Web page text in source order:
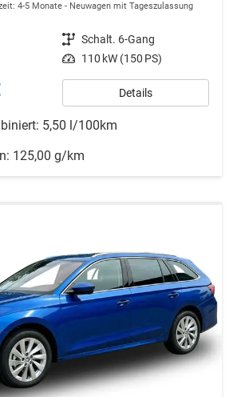
4-5 Monate Neuwagen mit Tageszulassung
Getriebe Schalt. 6-Gang
Leistung 110 kW (150 PS)
Details
5,50 l/100km
125,00 g/km